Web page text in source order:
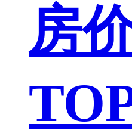
房